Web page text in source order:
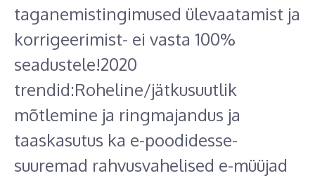
taganemistingimused ülevaatamist ja
korrigeerimist- ei vasta 100%
seadustele!2020
trendid:Roheline/jätkusuutlik
mõtlemine ja ringmajandus ja
taaskasutus ka e-poodidesse-
suuremad rahvusvahelised e-müüjad